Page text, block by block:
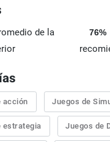
de la
76%
acción Juegos de
estrategia Juegos de